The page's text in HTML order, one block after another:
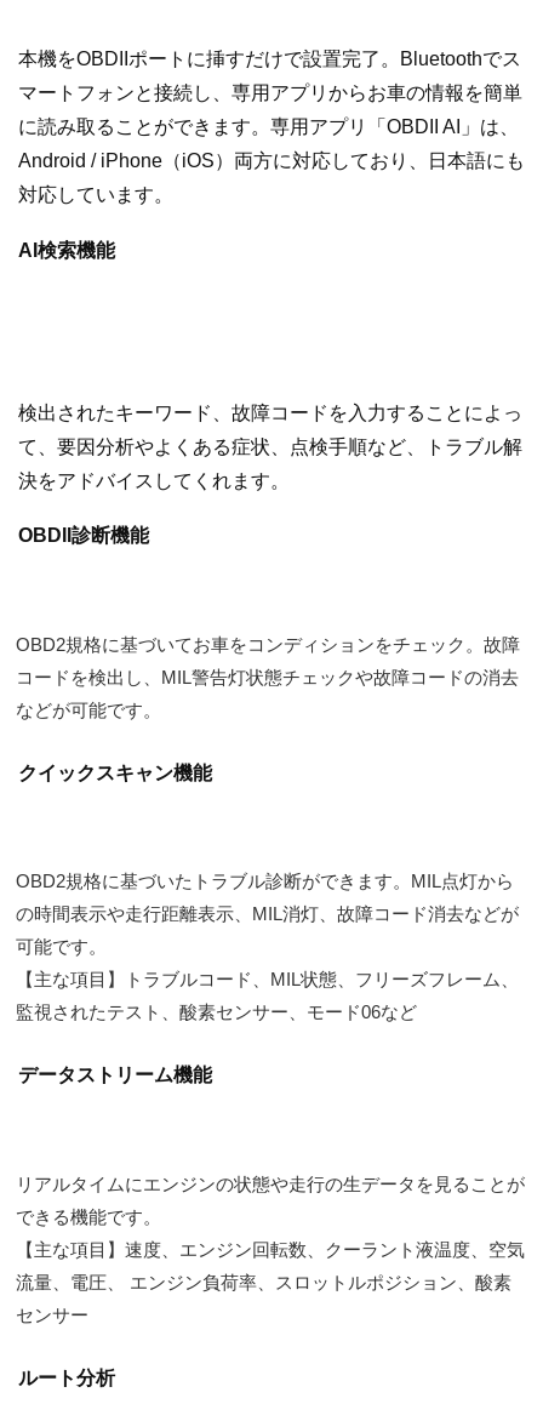
本機をOBDIIポートに挿すだけで設置完了。Bluetoothでス
マートフォンと接続し、専用アプリからお車の情報を簡単
に読み取ることができます。専用アプリ「OBDII AI」は、
Android / iPhone（iOS）両方に対応しており、日本語にも
対応しています。
AI検索機能
検出されたキーワード、故障コードを入力することによっ
て、要因分析やよくある症状、点検手順など、トラブル解
決をアドバイスしてくれます。
OBDII診断機能
OBD2規格に基づいてお車をコンディションをチェック。故障
コードを検出し、MIL警告灯状態チェックや故障コードの消去
などが可能です。
クイックスキャン機能
OBD2規格に基づいたトラブル診断ができます。MIL点灯から
の時間表示や走行距離表示、MIL消灯、故障コード消去などが
可能です。
【主な項目】トラブルコード、MIL状態、フリーズフレーム、
監視されたテスト、酸素センサー、モード06など
データストリーム機能
リアルタイムにエンジンの状態や走行の生データを見ることが
できる機能です。
【主な項目】速度、エンジン回転数、クーラント液温度、空気
流量、電圧、 エンジン負荷率、スロットルポジション、酸素
センサー
ルート分析